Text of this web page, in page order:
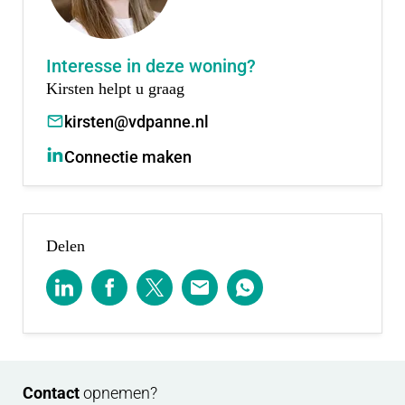
Meld je dan aan voor Woud via de projectwebsite.
Scheele Makelaars en Van der Panne Makelaardij
beantwoorden en samen verder te kijken naar de
mogelijkheden.
Voor de oneven bouwnummers neem je contact op
met:
Scheele makelaars.
Raadhuisplein 25-26
Interesse in deze woning?
Kirsten helpt u graag
kirsten@vdpanne.nl
Connectie maken
Delen
Contactopnemen?